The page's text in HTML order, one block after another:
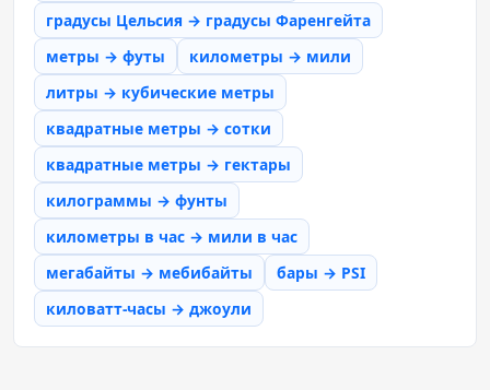
градусы Цельсия → градусы Фаренгейта
метры → футы
километры → мили
литры → кубические метры
квадратные метры → сотки
квадратные метры → гектары
килограммы → фунты
километры в час → мили в час
мегабайты → мебибайты
бары → PSI
киловатт-часы → джоули